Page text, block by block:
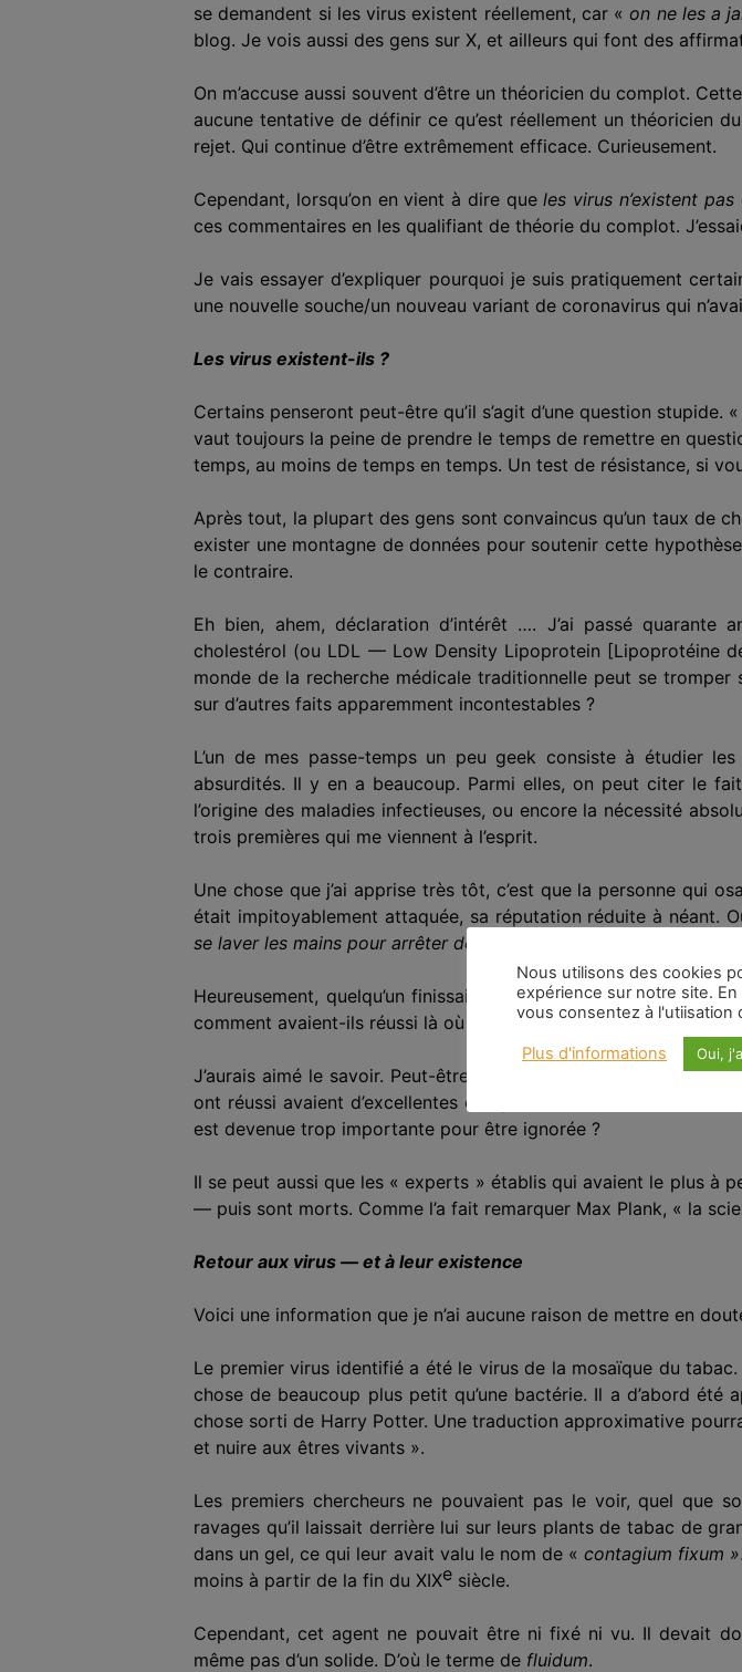
se demandent si les virus existent réellement, car « on ne les a
blog. Je vois aussi des gens sur X, et ailleurs qui font des
On m’accuse aussi souvent d’être un théoricien du complot.
aucune tentative de définir ce qu’est réellement un théoricien
rejet. Qui continue d’être extrêmement efficace. Curieusement.
Cependant, lorsqu’on en vient à dire queles virus n’existent pas
ces commentaires en les qualifiant de théorie du complot.
Je vais essayer d’expliquer pourquoi je suis pratiquement
une nouvelle souche/un nouveau variant de coronavirus qui
Les virus existent-ils ?
Certains penseront peut-être qu’il s’agit d’une question stupide. «
vaut toujours la peine de prendre le temps de remettre en
temps, au moins de temps en temps. Un test de résistance, si
Après tout, la plupart des gens sont convaincus qu’un taux de
exister une montagne de données pour soutenir cette
le contraire.
Eh bien, ahem, déclaration d’intérêt …. J’ai passé
cholestérol (ou LDL — Low Density Lipoprotein [Lipoprotéine
monde de la recherche médicale traditionnelle peut se
sur d’autres faits apparemment incontestables ?
L’un de mes passe-temps un peu geek consiste à étudier
absurdités. Il y en a beaucoup. Parmi elles, on peut citer le
l’origine des maladies infectieuses, ou encore la nécessité
trois premières qui me viennent à l’esprit.
Une chose que j’ai apprise très tôt, c’est que la personne qui
était impitoyablement attaquée, sa réputation réduite à néant.
se laver les mains pour arrêter de propager d’horribles
Heureusement, quelqu’un finissait toujours par arriver pour
comment avaient-ils réussi là où d’autres étaientréduits en
J’aurais aimé le savoir. Peut-être s’agissait-il simplement
ont réussi avaient d’excellentes compétences en matière de
est devenue trop importante pour être ignorée ?
Il se peut aussi que les « experts » établis qui avaient le plus à
— puis sont morts. Comme l’a fait remarquer Max Plank, « la
Retour aux virus — et à leur existence
Voici une information que je n’ai aucune raison de mettre en
Le premier virus identifié a été le virus de la mosaïque du
chose de beaucoup plus petit qu’une bactérie. Il a d’abord été
chose sorti de Harry Potter. Une traduction approximative
et nuire aux êtres vivants ».
Les premiers chercheurs ne pouvaient pas le voir, quel que
ravages qu’il laissait derrière lui sur leurs plants de tabac de
dans un gel, ce qui leur avait valu le nom de « contagium fixum »
moins à partir de la fin du XIXe siècle.
Cependant, cet agent ne pouvait être ni fixé ni vu. Il devait
même pas d’un solide. D’où le terme de fluidum.
Nous utilisons des cookies
expérience sur notre site. En
vous consentez à l'utiisation
Plus d'informations Oui,